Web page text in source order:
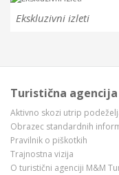
Ekskluzivni izleti
Turistična agencija
Aktivno skozi utrip
Obrazec standardnih
Pravilnik o piškotkih
Trajnostna vizija
O turistični agenciji M&M